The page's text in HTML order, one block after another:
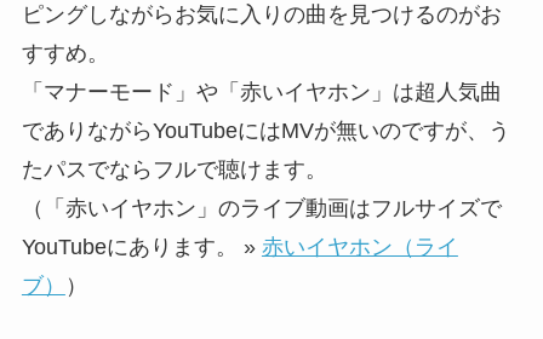
ピングしながらお気に入りの曲を見つけるのがお
すすめ。
「マナーモード」や「赤いイヤホン」は超人気曲
でありながらYouTubeにはMVが無いのですが、う
たパスでならフルで聴けます。
（「赤いイヤホン」のライブ動画はフルサイズで
YouTubeにあります。 » 赤いイヤホン（ライ
ブ）
）